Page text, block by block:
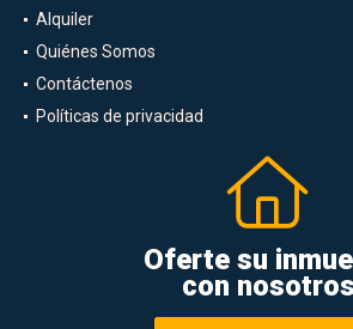
Alquiler
Quiénes Somos
Contáctenos
Políticas de privacidad
Oferte su
con nosotros